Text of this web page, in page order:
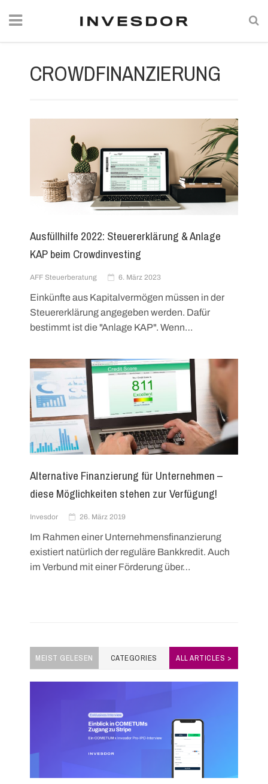
CROWDFINANZIERUNG
Ausfüllhilfe 2022: Steuererklärung & Anlage
KAP beim Crowdinvesting
AFF Steuerberatung 6. März 2023
Einkünfte aus Kapitalvermögen müssen in der
Steuererklärung angegeben werden. Dafür
bestimmt ist die "Anlage KAP". Wenn…
Alternative Finanzierung für Unternehmen –
diese Möglichkeiten stehen zur Verfügung!
Invesdor 26. März 2019
Im Rahmen einer Unternehmensfinanzierung
existiert natürlich der reguläre Bankkredit. Auch
im Verbund mit einer Förderung über…
MEIST GELESEN CATEGORIES ALL ARTICLES >